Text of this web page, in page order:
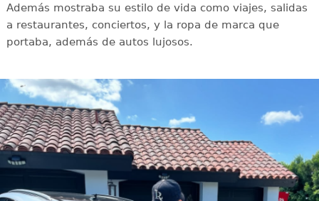
Además mostraba su estilo de vida como viajes, salidas
a restaurantes, conciertos, y la ropa de marca que
portaba, además de autos lujosos.